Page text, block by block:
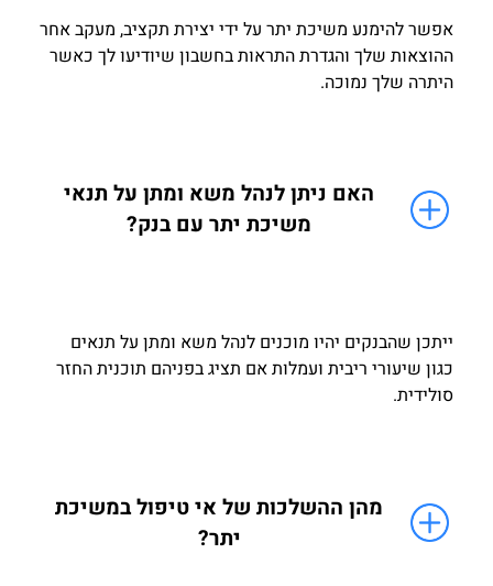
אפשר להימנע משיכת יתר על ידי יצירת תקציב, מעקב אחר
ההוצאות שלך והגדרת התראות בחשבון שיודיעו לך כאשר
היתרה שלך נמוכה.
האם ניתן לנהל משא ומתן על תנאי
משיכת יתר עם בנק?
ייתכן שהבנקים יהיו מוכנים לנהל משא ומתן על תנאים
כגון שיעורי ריבית ועמלות אם תציג בפניהם תוכנית החזר
סולידית.
מהן ההשלכות של אי טיפול במשיכת
יתר?